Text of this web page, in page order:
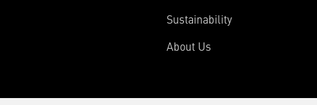
Sustainability
About Us